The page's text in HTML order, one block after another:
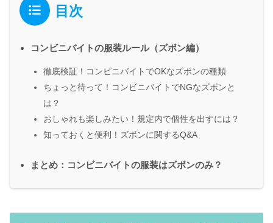
目次
コンビニバイトの服装ルール（ズボン編）
徹底検証！コンビニバイトでOKなズボンの種類
ちょっと待って！コンビニバイトでNGなズボンと
は？
おしゃれも楽しみたい！規定内で個性を出すには？
知っておくと便利！ズボンに関するQ&A
まとめ：コンビニバイトの服装はズボンのみ？